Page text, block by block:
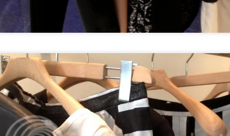
AUG Weekends at Home
Weekends of summer, for me, had been about
somewhere close by to enjoy beach and time
schedule in the 1st half of the year, I felt like staying in
concentrating in my job in family business, as of end
was a full week holiday in Turkey and then was the
whole August for me and I must say despite having
I also felt very exhausted… That's probably because I
chilling at home during the weekends in August. Now a
weekend has arrived and it is the perfect timing as I
home after a holiday abroad :) If you also spend the
lately, here are my tips for having fun during the relaxing
Summer Makeup with Rihanna's Fenty